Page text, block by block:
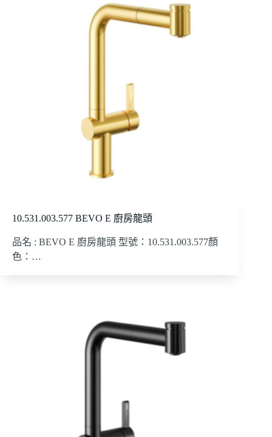
10.531.003.577 BEVO E 廚房龍頭
品名 : BEVO E 廚房龍頭 型號：10.531.003.577顏
色：…